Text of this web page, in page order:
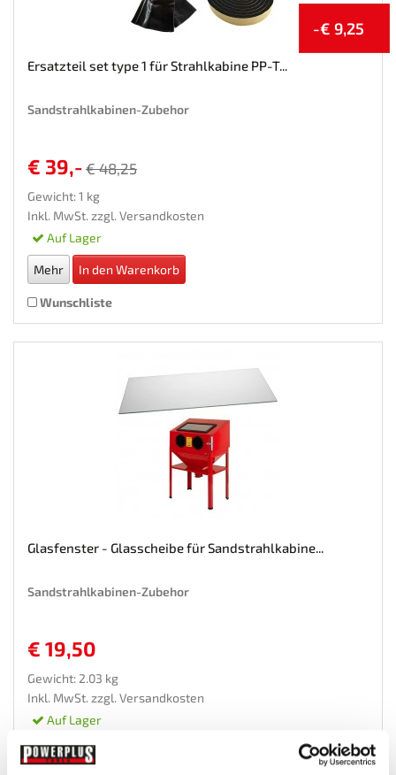
-€ 9,25
Ersatzteil set type 1 für Strahlkabine PP-T...
Sandstrahlkabinen-Zubehor
€ 39,- € 48,25
Gewicht: 1 kg
Inkl. MwSt. zzgl. Versandkosten
Auf Lager
Mehr In den Warenkorb
Wunschliste
Glasfenster - Glasscheibe für Sandstrahlkabine...
Sandstrahlkabinen-Zubehor
€ 19,50
Gewicht: 2.03 kg
Inkl. MwSt. zzgl. Versandkosten
Auf Lager
Mehr In den Warenkorb